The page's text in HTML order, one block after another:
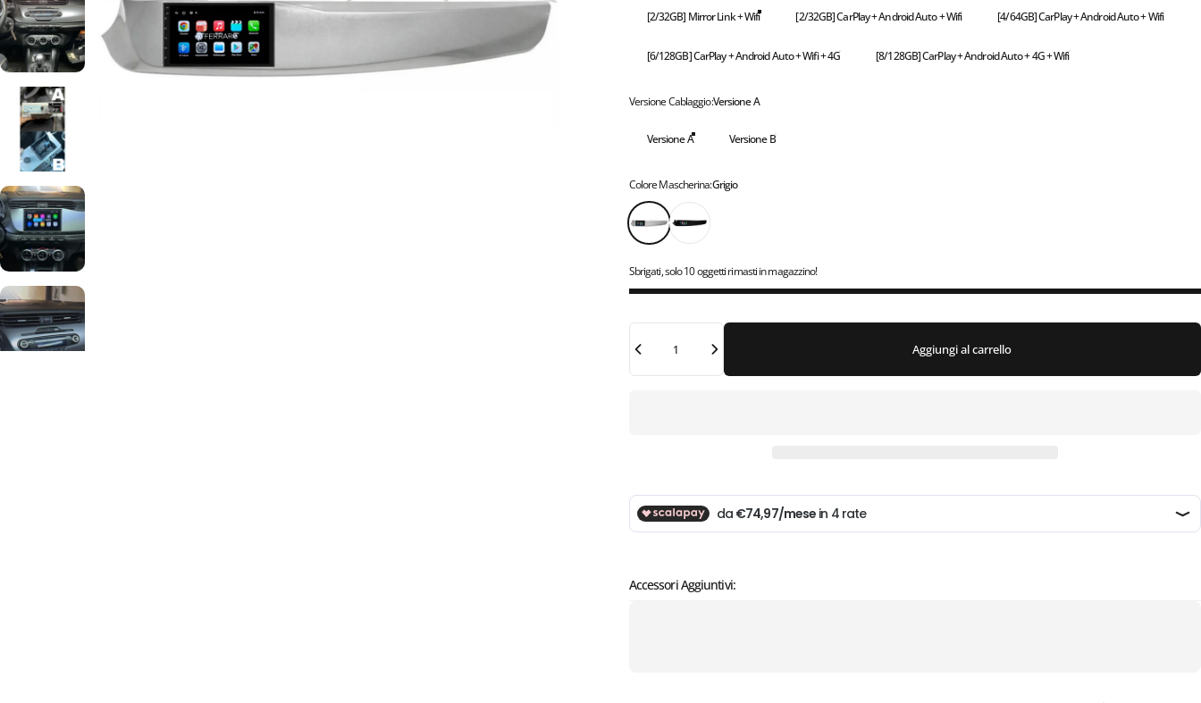
[2/32GB] Mirror Link + Wifi [2/32GB] CarPlay + Android Auto + Wifi [4/64GB] CarPlay + Android Auto + Wifi
[6/128GB] CarPlay + Android Auto + Wifi + 4G [8/128GB] CarPlay + Android Auto + 4G + Wifi
Versione Cablaggio
Versione Cablaggio:Versione A
Versione A Versione B
Colore Mascherina
Colore Mascherina:Grigio
Grigio
Nero
Sbrigati, solo 10 oggetti rimasti in magazzino!
Quantità
Aggiungi al carrello
Accessori Aggiuntivi: